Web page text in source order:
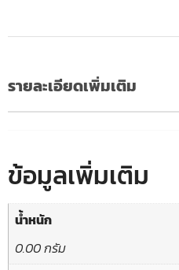
รายละเอียดเพิ่มเติม
ข้อมูลเพิ่มเติม
น้ำหนัก
0.00 กรัม